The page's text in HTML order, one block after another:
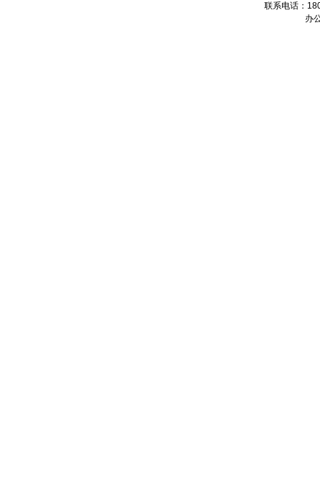
联系电话：
办